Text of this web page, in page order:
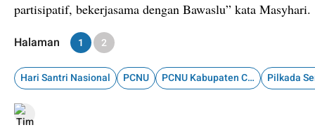
partisipatif, bekerjasama dengan Bawaslu” kata Masyhari.
Halaman
1 2
Hari Santri Nasional PCNU PCNU Kabupaten Cirebon